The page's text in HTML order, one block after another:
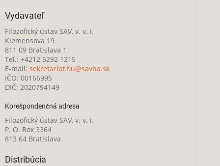
Vydavateľ
Filozofický ústav SAV, v. v. i.
Klemensova 19
811 09 Bratislava 1
Tel.: +4212 5292 1215
E-mail: sekretariat.fiu@savba.sk
IČO: 00166995
DIČ: 2020794149
Korešpondenčná adresa
Filozofický ústav SAV, v. v. i.
P. O. Box 3364
813 64 Bratislava
Distribúcia